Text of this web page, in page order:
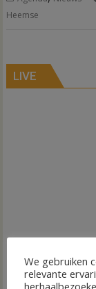
Heemse
LIVE
We gebruiken
relevante